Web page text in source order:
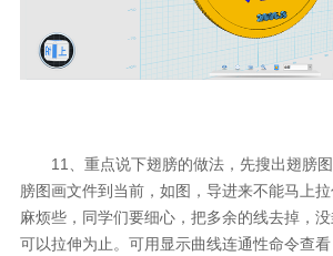
11、重点说下翅膀的做法，先搜出翅膀
膀图画文件到当前，如图，导进来不能马上
麻烦些，同学们要细心，把多余的线去掉，
可以拉伸为止。可用显示曲线连通性命令查